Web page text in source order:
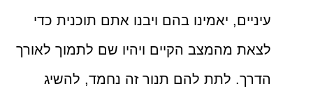
עיניים, יאמינו בהם ויבנו אתם תוכנית כדי
לצאת מהמצב הקיים ויהיו שם לתמוך לאורך
הדרך. לתת להם תנור זה נחמד, להשיג